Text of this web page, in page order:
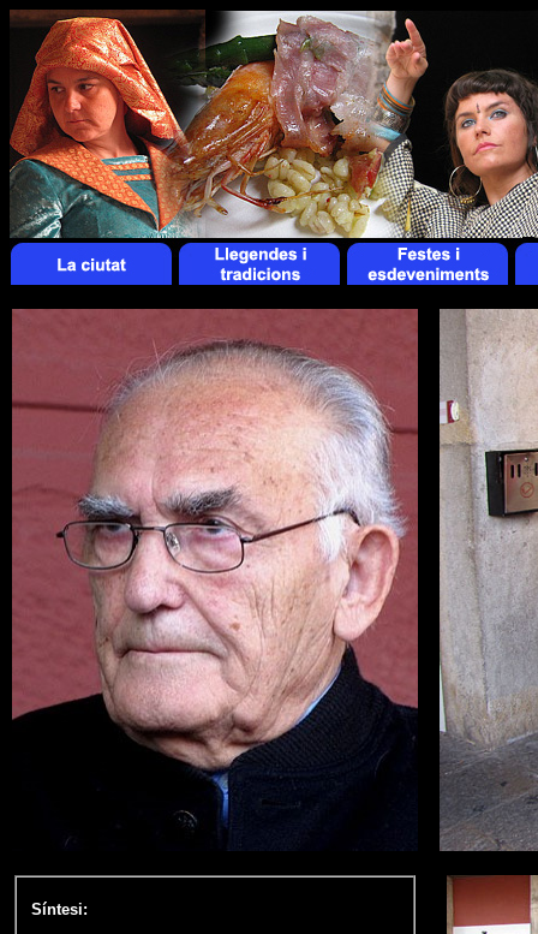
Síntesi: